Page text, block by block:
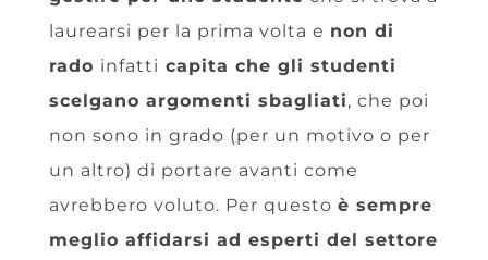
laurearsi per la prima volta e non di
rado infatti capita che gli studenti
scelgano argomenti sbagliati, che poi
non sono in grado (per un motivo o per
un altro) di portare avanti come
avrebbero voluto. Per questo è sempre
meglio affidarsi ad esperti del settore